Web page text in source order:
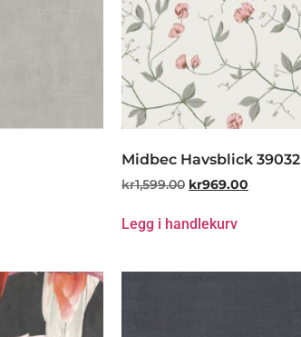
Midbec Havsblick 39032
kr1,599.00 kr969.00
Legg i handlekurv